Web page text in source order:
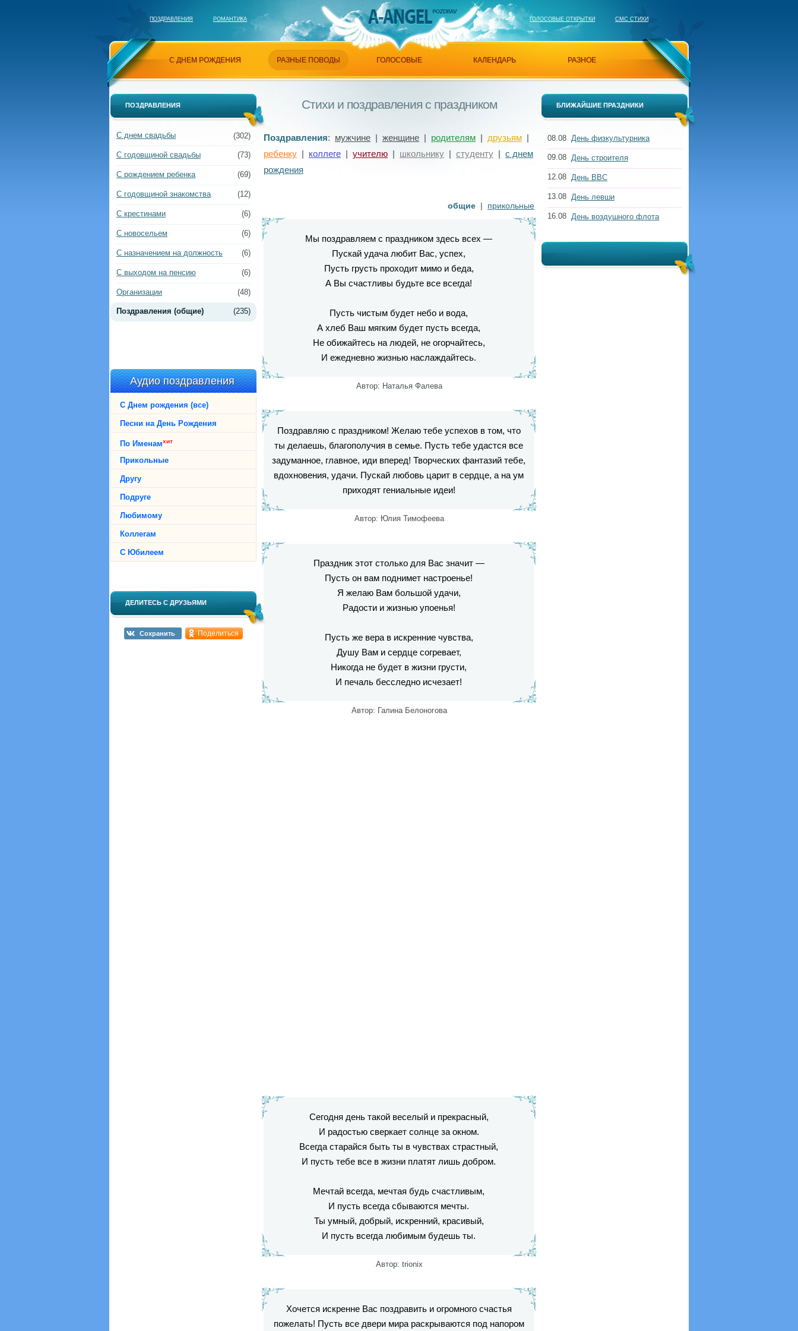
ПОЗДРАВЛЕНИЯ РОМАНТИКА ГОЛОСОВЫЕ ОТКРЫТКИ СМС СТИХИ
С ДНЕМ РОЖДЕНИЯ РАЗНЫЕ ПОВОДЫ ГОЛОСОВЫЕ КАЛЕНДАРЬ РАЗНОЕ
Стихи и поздравления с праздником
Поздравления: мужчине | женщине | родителям | друзьям |
ребенку | коллеге | учителю | школьнику | студенту | с днем
рождения
общие | прикольные
Мы поздравляем с праздником здесь всех —
Пускай удача любит Вас, успех,
Пусть грусть проходит мимо и беда,
А Вы счастливы будьте все всегда!
Пусть чистым будет небо и вода,
А хлеб Ваш мягким будет пусть всегда,
Не обижайтесь на людей, не огорчайтесь,
И ежедневно жизнью наслаждайтесь.
Автор: Наталья Фалева
Поздравляю с праздником! Желаю тебе успехов в том, что
ты делаешь, благополучия в семье. Пусть тебе удастся все
задуманное, главное, иди вперед! Творческих фантазий тебе,
вдохновения, удачи. Пускай любовь царит в сердце, а на ум
приходят гениальные идеи!
Автор: Юлия Тимофеева
Праздник этот столько для Вас значит —
Пусть он вам поднимет настроенье!
Я желаю Вам большой удачи,
Радости и жизнью упоенья!
Пусть же вера в искренние чувства,
Душу Вам и сердце согревает,
Никогда не будет в жизни грусти,
И печаль бесследно исчезает!
Автор: Галина Белоногова
Сегодня день такой веселый и прекрасный,
И радостью сверкает солнце за окном.
Всегда старайся быть ты в чувствах страстный,
И пусть тебе все в жизни платят лишь добром.
Мечтай всегда, мечтая будь счастливым,
И пусть всегда сбываются мечты.
Ты умный, добрый, искренний, красивый,
И пусть всегда любимым будешь ты.
Автор: trionix
Хочется искренне Вас поздравить и огромного счастья
пожелать! Пусть все двери мира раскрываются под напором
ПОЗДРАВЛЕНИЯ
(302)
С днем свадьбы
(73)
С годовщиной свадьбы
(69)
С рождением ребенка
(12)
С годовщиной знакомства
(6)
С крестинами
(6)
С новосельем
(6)
С назначением на должность
(6)
С выходом на пенсию
(48)
Организации
(235)
Поздравления (общие)
Аудио поздравления
С Днем рождения (все)
Песни на День Рождения
По Именамхит
Прикольные
Другу
Подруге
Любимому
Коллегам
С Юбилеем
ДЕЛИТЕСЬ С ДРУЗЬЯМИ
Сохранить Поделиться
БЛИЖАЙШИЕ ПРАЗДНИКИ
08.08 День физкультурника
09.08 День строителя
12.08 День ВВС
13.08 День левши
16.08 День воздушного флота